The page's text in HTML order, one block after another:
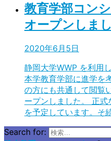
教育学部コン
オープンしまし
2020年6月5日
静岡大学WWP を利用
本学教育学部に進学を
の方にも共通して閲覧
ープンしました。 正
を予定しています。そ
Search for: